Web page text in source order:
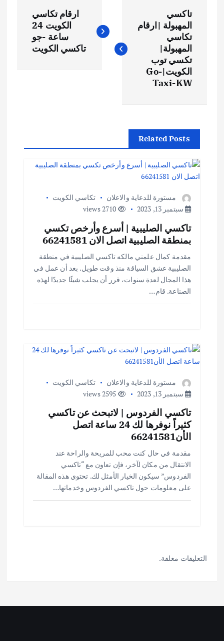
تاكسي
المهبولة |ارقام
تكاسي
المهبولة|
تكسي توب
الكويت|Go-
Taxi-KW
ارقام تكاسي
الكويت 24
ساعة -جو
تاكسي الكويت
Related Posts
مستورة للدعاية والاعلان
تكاسي الكويت
سبتمبر 13, 2023
تاكسي الصليبية | أسرع وأرخص تكسي
بمنطقة الصليبية اتصل الان 66241581
مقدمة كمال علمني مالكه تاكسي الصليبية في منطقة
الصليبية عشق السياقة منذ وقت طويل. بعد أن عمل في
هذا المجال لعدة سنوات، قرر أن يجلب شيئًا جديدًا لهذه
الصناعة. قام…
مستورة للدعاية والاعلان
تكاسي الكويت
سبتمبر 13, 2023
تاكسي الفردوس | لاتبحث عن تاكسي
كثيراً نوفرها لك 24 ساعة اتصل
الأن66241581
مقدمة في حال كنت محب للمريحة والراحة عند
الانتقال من مكان لآخر، فإن تعاون مع “تاكسي
الفردوس” سيكون الخيار الأمثل لك. تحتوي هذه المقالة
على معلومات حول تاكسي الفردوس وخدماتها…
التعليقات مغلقة.